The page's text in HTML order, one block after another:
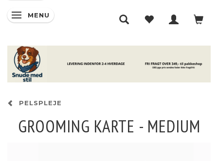
SKIFTE NAVIGATION
MENU
PELSPLEJE
GROOMING KARTE - MEDIUM